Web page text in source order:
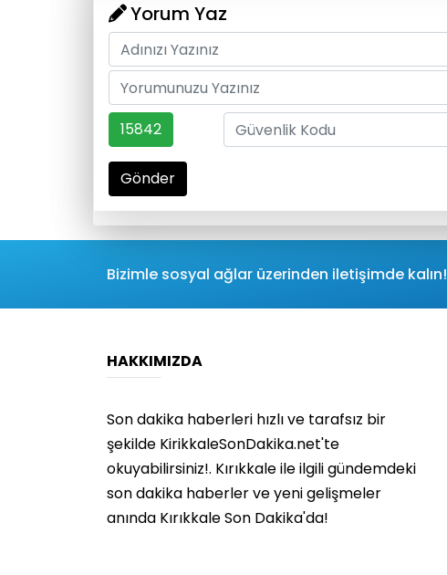
Yorum Yaz
15842
Gönder
Bizimle sosyal ağlar üzerinden iletişimde kalın!
HAKKIMIZDA
Son dakika haberleri hızlı ve tarafsız bir
şekilde KirikkaleSonDakika.net'te
okuyabilirsiniz!. Kırıkkale ile ilgili gündemdeki
son dakika haberler ve yeni gelişmeler
anında Kırıkkale Son Dakika'da!